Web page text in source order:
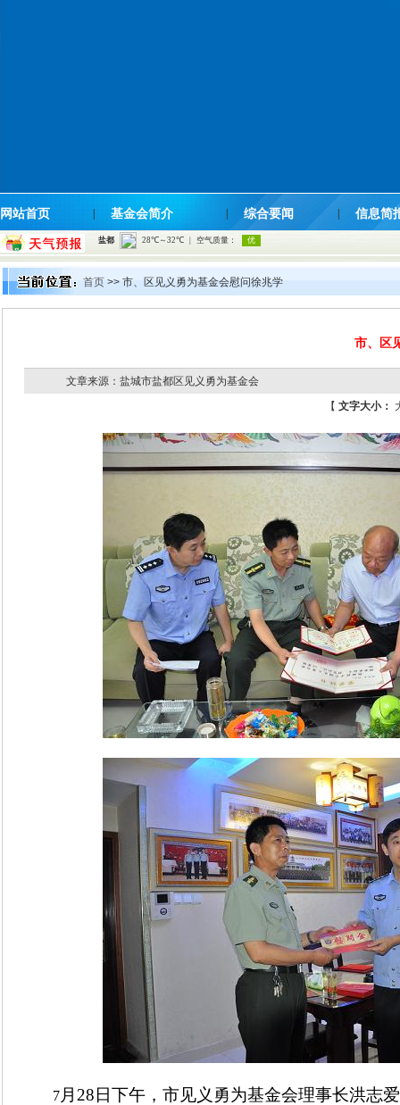
网站首页 基金会简介 综合要闻 信息简
首页 >> 市、区见义勇为基金会慰问徐兆学
市、区
文章来源：盐城市盐都区见义勇为基金会
【 文字大小：
7 月28日下午，市见义勇为基金会理事长洪志